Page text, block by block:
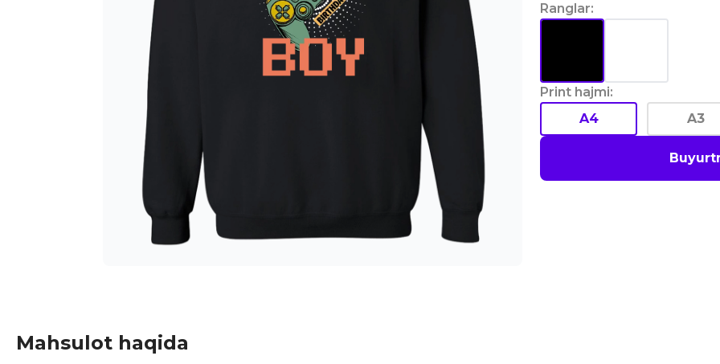
Ranglar:
Print hajmi:
A4
A3
Mahsulot haqida